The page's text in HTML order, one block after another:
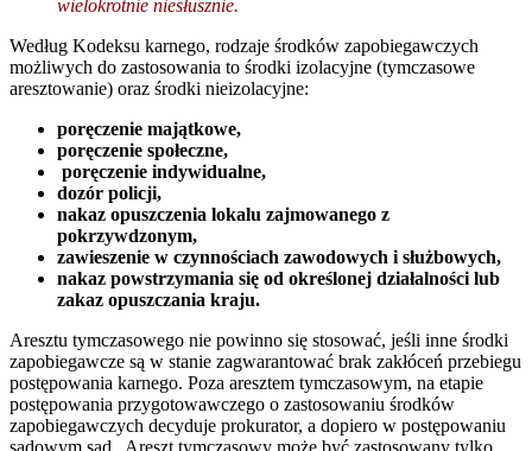
wielokrotnie niesłusznie.
Według Kodeksu karnego, rodzaje środków zapobiegawczych
możliwych do zastosowania to środki izolacyjne (tymczasowe
aresztowanie) oraz środki nieizolacyjne:
poręczenie majątkowe,
poręczenie społeczne,
poręczenie indywidualne,
dozór policji,
nakaz opuszczenia lokalu zajmowanego z
pokrzywdzonym,
zawieszenie w czynnościach zawodowych i służbowych,
nakaz powstrzymania się od określonej działalności lub
zakaz opuszczania kraju.
Aresztu tymczasowego nie powinno się stosować, jeśli inne środki
zapobiegawcze są w stanie zagwarantować brak zakłóceń przebiegu
postępowania karnego. Poza aresztem tymczasowym, na etapie
postępowania przygotowawczego o zastosowaniu środków
zapobiegawczych decyduje prokurator, a dopiero w postępowaniu
sądowym sąd. Areszt tymczasowy może być zastosowany tylko